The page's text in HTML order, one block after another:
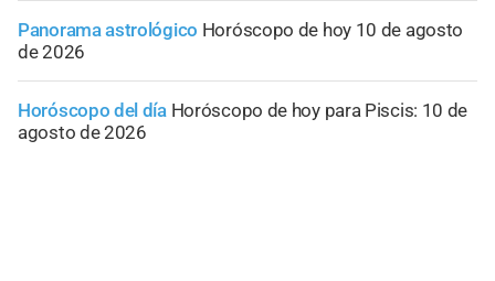
Panorama astrológico Horóscopo de hoy 10 de agosto
de 2026
Horóscopo del día Horóscopo de hoy para Piscis: 10 de
agosto de 2026